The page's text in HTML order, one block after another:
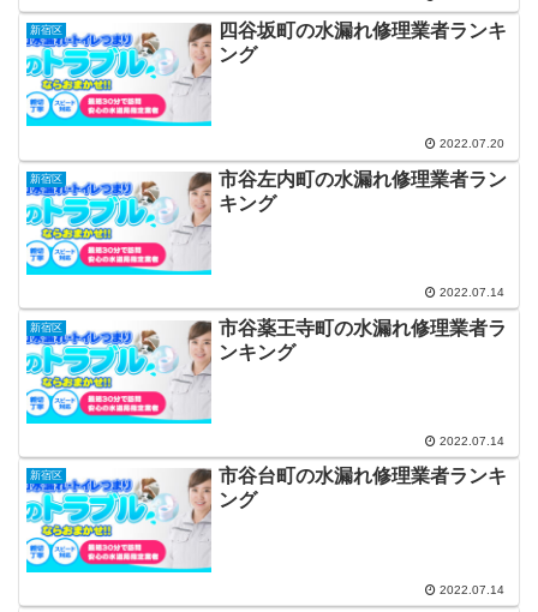
新宿区
四谷坂町の水漏れ修理業者ランキ
ング
2022.07.20
新宿区
市谷左内町の水漏れ修理業者ラン
キング
2022.07.14
新宿区
市谷薬王寺町の水漏れ修理業者ラ
ンキング
2022.07.14
新宿区
市谷台町の水漏れ修理業者ランキ
ング
2022.07.14